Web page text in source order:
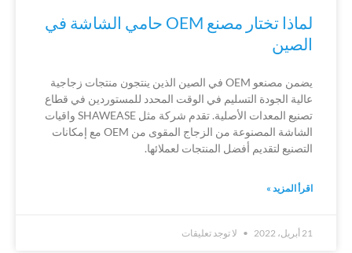
لماذا تختار مصنع OEM حامي الشاشة في
الصين
يضمن مصنعو OEM في الصين الذين ينتجون منتجات زجاجية
عالية الجودة التسليم في الوقت المحدد للمستوردين في قطاع
تصنيع المعدات الأصلية. تقدم شركة مثل SHAWEASE واقيات
الشاشة المصنوعة من الزجاج المقوى من OEM مع إمكانات
التصنيع لتقديم أفضل المنتجات لعملائها.
اقرأ المزيد »
21 أبريل، 2022 لا توجد تعليقات